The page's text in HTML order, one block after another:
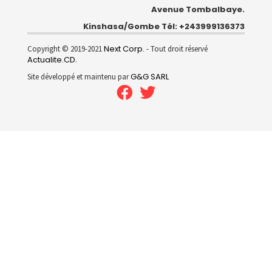
Avenue Tombalbaye.
Kinshasa/Gombe Tél: +243999136373
Copyright © 2019-2021Next Corp. - Tout droit réservé
Actualite.CD.
Site développé et maintenu parG&G SARL